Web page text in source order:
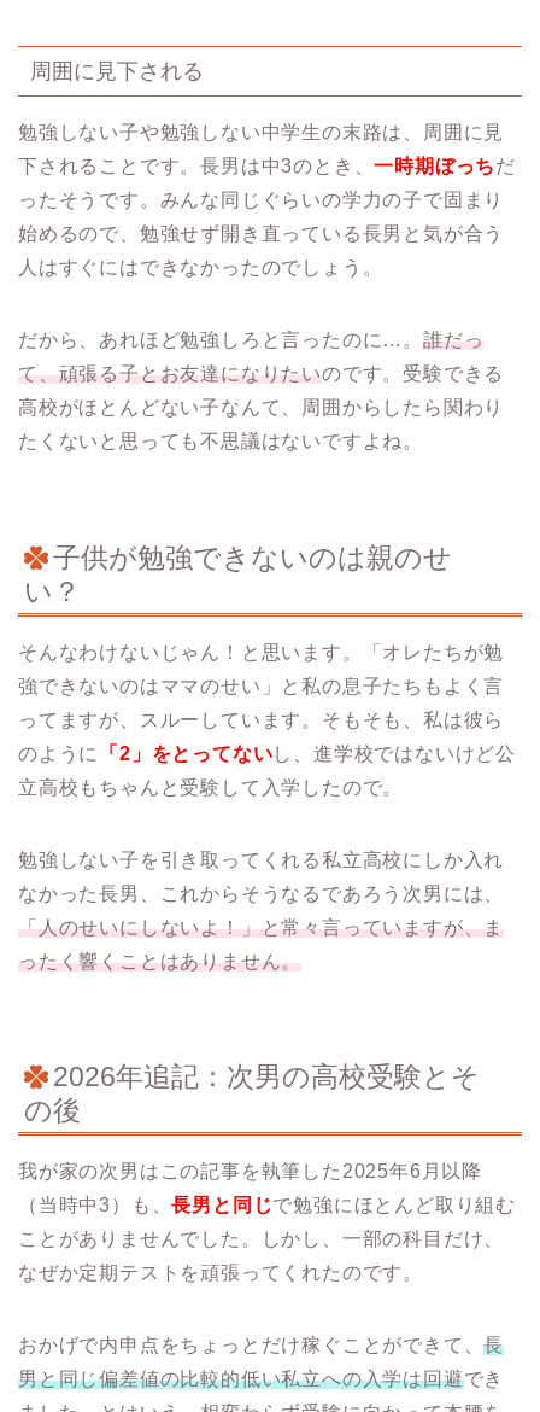
周囲に見下される
勉強しない子や勉強しない中学生の末路は、周囲に見
下されることです。長男は中3のとき、一時期ぼっちだ
ったそうです。みんな同じぐらいの学力の子で固まり
始めるので、勉強せず開き直っている長男と気が合う
人はすぐにはできなかったのでしょう。
だから、あれほど勉強しろと言ったのに…。 誰だっ
て、頑張る子とお友達になりたいのです。受験できる
高校がほとんどない子なんて、周囲からしたら関わり
たくないと思っても不思議はないですよね。
子供が勉強できないのは親のせ
い？
そんなわけないじゃん！と思います。「オレたちが勉
強できないのはママのせい」と私の息子たちもよく言
ってますが、スルーしています。そもそも、私は彼ら
のように
「2」をとってないし、進学校ではないけど公
立高校もちゃんと受験して入学したので。
勉強しない子を引き取ってくれる私立高校にしか入れ
なかった長男、これからそうなるであろう次男には、
「人のせいにしないよ！」と常々言っていますが、ま
ったく響くことはありません。
2026年追記：次男の高校受験とそ
の後
我が家の次男はこの記事を執筆した2025年6月以降
（当時中3）も、長男と同じで勉強にほとんど取り組む
ことがありませんでした。しかし、一部の科目だけ、
なぜか定期テストを頑張ってくれたのです。
おかげで内申点をちょっとだけ稼ぐことができて、長
男と同じ偏差値の比較的低い私立への入学は回避でき